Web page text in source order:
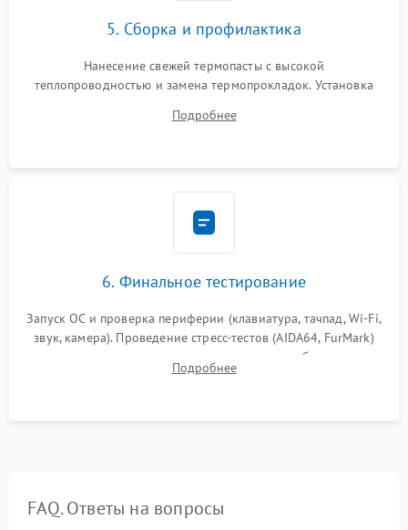
5. Сборка и профилактика
Нанесение свежей термопасты с высокой
теплопроводностью и замена термопрокладок. Установка
шлейфов, модулей памяти и накопителей. Предварительная
Подробнее
6. Финальное тестирование
Запуск ОС и проверка периферии (клавиатура, тачпад, Wi-Fi,
звук, камера). Проведение стресс-тестов (AIDA64, FurMark)
для контроля температурного режима и стабильности
системы под пиковой нагрузкой.
Подробнее
FAQ. Ответы на вопросы